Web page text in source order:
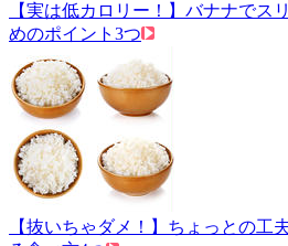
【実は低カロリー！】バナナでス
めのポイント3つ
【抜いちゃダメ！】ちょっとの工